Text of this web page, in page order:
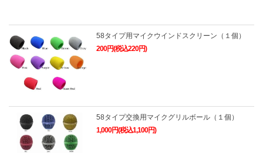
58タイプ用マイクウインドスクリーン（１個）
200円(税込220円)
58タイプ交換用マイクグリルボール（１個）
1,000円(税込1,100円)